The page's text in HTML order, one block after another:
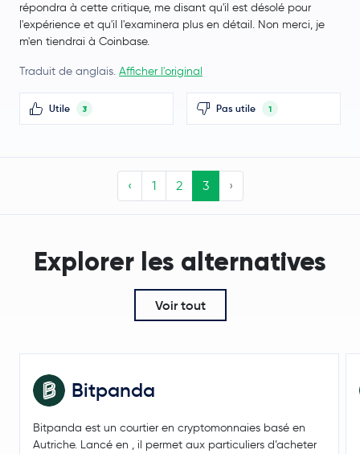
répondra à cette critique, me disant qu'il est désolé pour
l'expérience et qu'il l'examinera plus en détail. Non merci, je
m'en tiendrai à Coinbase.
Traduit de anglais. Afficher l'original
Utile 3 Pas utile 1
‹ 1 2 3 ›
Explorer les alternatives
Voir tout
Bitpanda
Bitpanda est un courtier en cryptomonnaies basé en
Autriche. Lancé en , il permet aux particuliers d’acheter